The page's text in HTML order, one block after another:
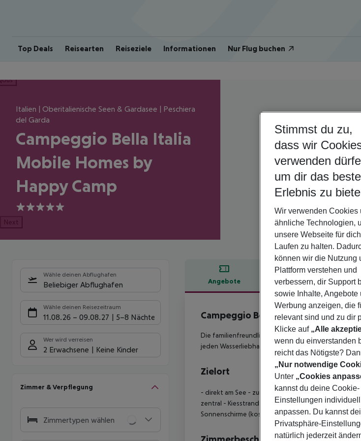
Top Deals Reisearten Reiseziele Informationen Nur Flug buchen
Italien | Oberitalienische Seen & Gardasee | Peschiera
del Garda
Campeggio Bella Italia
Mobile Homes by
Happy Camp
5
Next
Wähle deinen Abflughafen
Beliebiger Abflughafen
Wähle deinen Reisezeitraum
11.08.26 – 09.08.27 5-8 Nächte
Wer wird verreisen
2 Erwachsene Keine Kinder
Zimmer & Verpflegung
Zimmertypen wählen
Angebote Hotelbeschreibung
Hotelbeschreibung
Campeggio Bella Italia Mobile
Die familienfreundliche Ferienanlage direkt am
jeden Wasserliebhabers höher schlagen.
Zielort
- direkt am See - zum Ortszentrum: Peschiera del
zentral - Kiesstrand: gehört zur Anlage, Zugang
Sonnenschirme (kostenpflichtig)
Stimmst du zu,
dass wir
verwenden
um dir das beste
Erlebnis zu
Wir verwenden Cookies
ähnliche Technologien,
unsere Webseite für
Laufen zu halten.
können wir die Nutzung
Plattform verstehen und
verbessern, dir Support
sowie Inhalte, Angebote
Werbung anzeigen, die
relevant sind und zu dir
Klicke auf „Alle
wenn du einverstanden
reicht das Nötigste?
„Nur notwendige
Unter „Cookies
kannst du deine Cookie-
Einstellungen individuell
anpassen. Du kannst
Privatsphäre-
natürlich jederzeit